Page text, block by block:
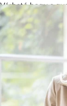
Várható hogy a
testsúly hosszabb
szempontjából.